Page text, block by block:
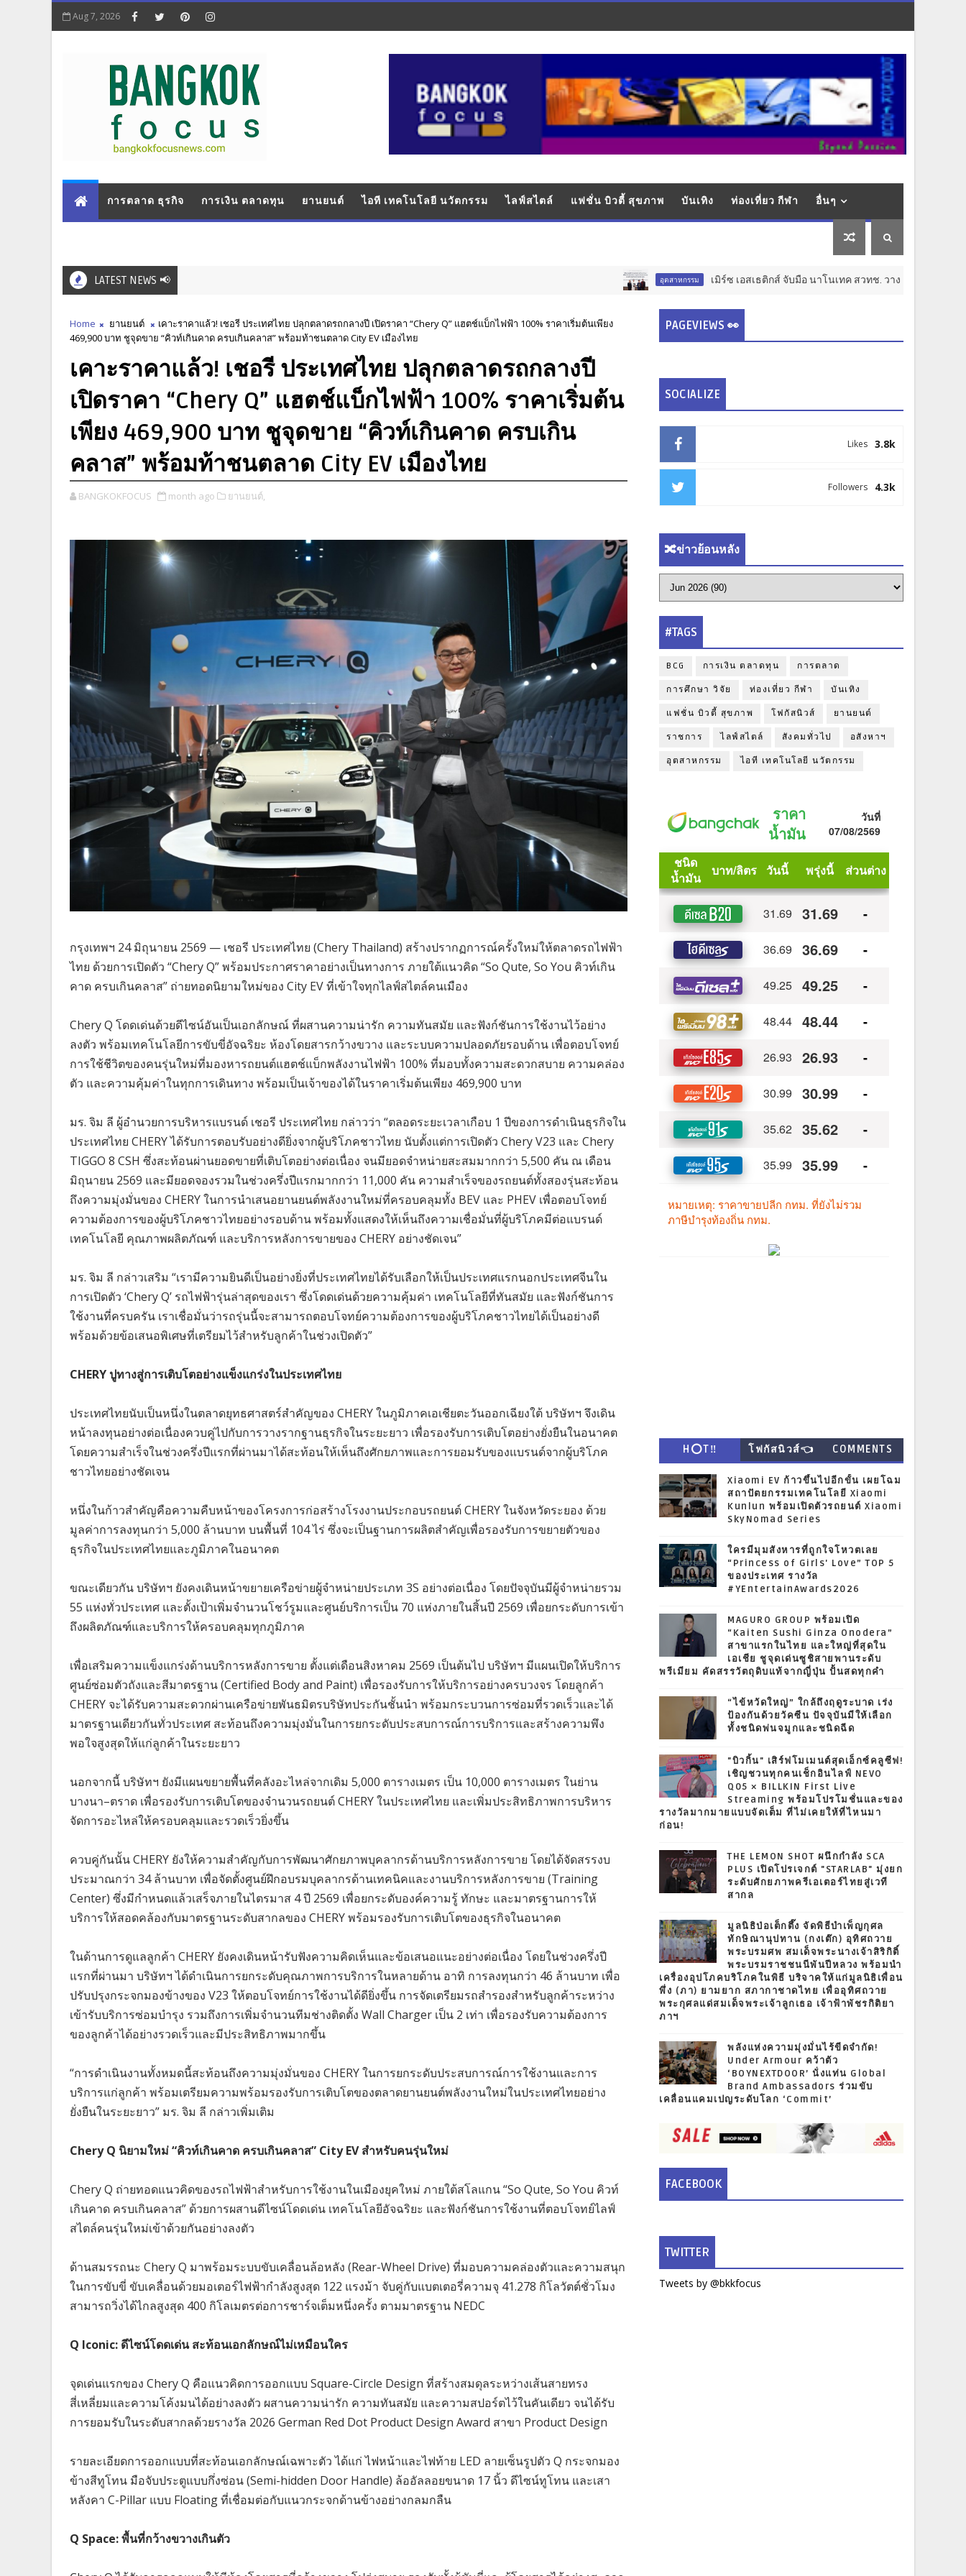
Aug 7, 2026
การตลาด ธุรกิจ การเงิน ตลาดทุน ยานยนต์ ไอที เทคโนโลยี นวัตกรรม ไลฟ์สไตล์ แฟชั่น บิวตี้ สุขภาพ บันเทิง ท่องเที่ยว กีฬา อื่นๆ
LATEST NEWS 📢 อุตสาหกรรม เมิร์ซ เอสเธติกส์ จับมือ นาโนเทค สวทช. วางรากฐาน Aesthetic
Home ยานยนต์
เคาะราคาแล้ว! เชอรี ประเทศไทย ปลุกตลาดรถกลางปี เปิดราคา “Chery Q” แฮตช์แบ็กไฟฟ้า 100% ราคาเริ่มต้นเพียง
469,900 บาท ชูจุดขาย “คิวท์เกินคาด ครบเกินคลาส” พร้อมท้าชนตลาด City EV เมืองไทย
เคาะราคาแล้ว! เชอรี ประเทศไทย ปลุกตลาดรถกลางปี
เปิดราคา “Chery Q” แฮตช์แบ็กไฟฟ้า 100% ราคาเริ่มต้น
เพียง 469,900 บาท ชูจุดขาย “คิวท์เกินคาด ครบเกิน
คลาส” พร้อมท้าชนตลาด City EV เมืองไทย
BANGKOKFOCUS month ago ยานยนต์,
กรุงเทพฯ 24 มิถุนายน 2569 — เชอรี ประเทศไทย (Chery Thailand) สร้างปรากฏการณ์ครั้งใหม่ให้ตลาดรถไฟฟ้า
ไทย ด้วยการเปิดตัว “Chery Q” พร้อมประกาศราคาอย่างเป็นทางการ ภายใต้แนวคิด “So Qute, So You คิวท์เกิน
คาด ครบเกินคลาส” ถ่ายทอดนิยามใหม่ของ City EV ที่เข้าใจทุกไลฟ์สไตล์คนเมือง
Chery Q โดดเด่นด้วยดีไซน์อันเป็นเอกลักษณ์ ที่ผสานความน่ารัก ความทันสมัย และฟังก์ชันการใช้งานไว้อย่าง
ลงตัว พร้อมเทคโนโลยีการขับขี่อัจฉริยะ ห้องโดยสารกว้างขวาง และระบบความปลอดภัยรอบด้าน เพื่อตอบโจทย์
การใช้ชีวิตของคนรุ่นใหม่ที่มองหารถยนต์แฮตช์แบ็กพลังงานไฟฟ้า 100% ที่มอบทั้งความสะดวกสบาย ความคล่อง
ตัว และความคุ้มค่าในทุกการเดินทาง พร้อมเป็นเจ้าของได้ในราคาเริ่มต้นเพียง 469,900 บาท
มร. จิม ลี ผู้อำนวยการบริหารแบรนด์ เชอรี ประเทศไทย กล่าวว่า “ตลอดระยะเวลาเกือบ 1 ปีของการดำเนินธุรกิจใน
ประเทศไทย CHERY ได้รับการตอบรับอย่างดียิ่งจากผู้บริโภคชาวไทย นับตั้งแต่การเปิดตัว Chery V23 และ Chery
TIGGO 8 CSH ซึ่งสะท้อนผ่านยอดขายที่เติบโตอย่างต่อเนื่อง จนมียอดจำหน่ายสะสมมากกว่า 5,500 คัน ณ เดือน
มิถุนายน 2569 และมียอดจองรวมในช่วงครึ่งปีแรกมากกว่า 11,000 คัน ความสำเร็จของรถยนต์ทั้งสองรุ่นสะท้อน
ถึงความมุ่งมั่นของ CHERY ในการนำเสนอยานยนต์พลังงานใหม่ที่ครอบคลุมทั้ง BEV และ PHEV เพื่อตอบโจทย์
ความต้องการของผู้บริโภคชาวไทยอย่างรอบด้าน พร้อมทั้งแสดงให้เห็นถึงความเชื่อมั่นที่ผู้บริโภคมีต่อแบรนด์
เทคโนโลยี คุณภาพผลิตภัณฑ์ และบริการหลังการขายของ CHERY อย่างชัดเจน”
มร. จิม ลี กล่าวเสริม “เรามีความยินดีเป็นอย่างยิ่งที่ประเทศไทยได้รับเลือกให้เป็นประเทศแรกนอกประเทศจีนใน
การเปิดตัว ‘Chery Q’ รถไฟฟ้ารุ่นล่าสุดของเรา ซึ่งโดดเด่นด้วยความคุ้มค่า เทคโนโลยีที่ทันสมัย และฟังก์ชันการ
ใช้งานที่ครบครัน เราเชื่อมั่นว่ารถรุ่นนี้จะสามารถตอบโจทย์ความต้องการของผู้บริโภคชาวไทยได้เป็นอย่างดี
พร้อมด้วยข้อเสนอพิเศษที่เตรียมไว้สำหรับลูกค้าในช่วงเปิดตัว”
CHERY ปูทางสู่การเติบโตอย่างแข็งแกร่งในประเทศไทย
ประเทศไทยนับเป็นหนึ่งในตลาดยุทธศาสตร์สำคัญของ CHERY ในภูมิภาคเอเชียตะวันออกเฉียงใต้ บริษัทฯ จึงเดิน
หน้าลงทุนอย่างต่อเนื่องควบคู่ไปกับการวางรากฐานธุรกิจในระยะยาว เพื่อรองรับการเติบโตอย่างยั่งยืนในอนาคต
โดยความสำเร็จในช่วงครึ่งปีแรกที่ผ่านมาได้สะท้อนให้เห็นถึงศักยภาพและการยอมรับของแบรนด์จากผู้บริโภค
ชาวไทยอย่างชัดเจน
หนึ่งในก้าวสำคัญคือความคืบหน้าของโครงการก่อสร้างโรงงานประกอบรถยนต์ CHERY ในจังหวัดระยอง ด้วย
มูลค่าการลงทุนกว่า 5,000 ล้านบาท บนพื้นที่ 104 ไร่ ซึ่งจะเป็นฐานการผลิตสำคัญเพื่อรองรับการขยายตัวของ
ธุรกิจในประเทศไทยและภูมิภาคในอนาคต
ขณะเดียวกัน บริษัทฯ ยังคงเดินหน้าขยายเครือข่ายผู้จำหน่ายประเภท 3S อย่างต่อเนื่อง โดยปัจจุบันมีผู้จำหน่ายรวม
55 แห่งทั่วประเทศ และตั้งเป้าเพิ่มจำนวนโชว์รูมและศูนย์บริการเป็น 70 แห่งภายในสิ้นปี 2569 เพื่อยกระดับการเข้า
ถึงผลิตภัณฑ์และบริการให้ครอบคลุมทุกภูมิภาค
เพื่อเสริมความแข็งแกร่งด้านบริการหลังการขาย ตั้งแต่เดือนสิงหาคม 2569 เป็นต้นไป บริษัทฯ มีแผนเปิดให้บริการ
ศูนย์ซ่อมตัวถังและสีมาตรฐาน (Certified Body and Paint) เพื่อรองรับการให้บริการอย่างครบวงจร โดยลูกค้า
CHERY จะได้รับความสะดวกผ่านเครือข่ายพันธมิตรบริษัทประกันชั้นนำ พร้อมกระบวนการซ่อมที่รวดเร็วและได้
มาตรฐานเดียวกันทั่วประเทศ สะท้อนถึงความมุ่งมั่นในการยกระดับประสบการณ์การบริการและสร้างความพึง
พอใจสูงสุดให้แก่ลูกค้าในระยะยาว
นอกจากนี้ บริษัทฯ ยังมีแผนขยายพื้นที่คลังอะไหล่จากเดิม 5,000 ตารางเมตร เป็น 10,000 ตารางเมตร ในย่าน
บางนา–ตราด เพื่อรองรับการเติบโตของจำนวนรถยนต์ CHERY ในประเทศไทย และเพิ่มประสิทธิภาพการบริหาร
จัดการอะไหล่ให้ครอบคลุมและรวดเร็วยิ่งขึ้น
ควบคู่กันนั้น CHERY ยังให้ความสำคัญกับการพัฒนาศักยภาพบุคลากรด้านบริการหลังการขาย โดยได้จัดสรรงบ
ประมาณกว่า 34 ล้านบาท เพื่อจัดตั้งศูนย์ฝึกอบรมบุคลากรด้านเทคนิคและงานบริการหลังการขาย (Training
Center) ซึ่งมีกำหนดแล้วเสร็จภายในไตรมาส 4 ปี 2569 เพื่อยกระดับองค์ความรู้ ทักษะ และมาตรฐานการให้
บริการให้สอดคล้องกับมาตรฐานระดับสากลของ CHERY พร้อมรองรับการเติบโตของธุรกิจในอนาคต
ในด้านการดูแลลูกค้า CHERY ยังคงเดินหน้ารับฟังความคิดเห็นและข้อเสนอแนะอย่างต่อเนื่อง โดยในช่วงครึ่งปี
แรกที่ผ่านมา บริษัทฯ ได้ดำเนินการยกระดับคุณภาพการบริการในหลายด้าน อาทิ การลงทุนกว่า 46 ล้านบาท เพื่อ
ปรับปรุงกระจกมองข้างของ V23 ให้ตอบโจทย์การใช้งานได้ดียิ่งขึ้น การจัดเตรียมรถสำรองสำหรับลูกค้าระหว่าง
เข้ารับบริการซ่อมบำรุง รวมถึงการเพิ่มจำนวนทีมช่างติดตั้ง Wall Charger เป็น 2 เท่า เพื่อรองรับความต้องการ
ของลูกค้าได้อย่างรวดเร็วและมีประสิทธิภาพมากขึ้น
“การดำเนินงานทั้งหมดนี้สะท้อนถึงความมุ่งมั่นของ CHERY ในการยกระดับประสบการณ์การใช้งานและการ
บริการแก่ลูกค้า พร้อมเตรียมความพร้อมรองรับการเติบโตของตลาดยานยนต์พลังงานใหม่ในประเทศไทยอย่าง
ยั่งยืนในระยะยาว” มร. จิม ลี กล่าวเพิ่มเติม
Chery Q นิยามใหม่ “คิวท์เกินคาด ครบเกินคลาส” City EV สำหรับคนรุ่นใหม่
Chery Q ถ่ายทอดแนวคิดของรถไฟฟ้าสำหรับการใช้งานในเมืองยุคใหม่ ภายใต้สโลแกน “So Qute, So You คิวท์
เกินคาด ครบเกินคลาส” ด้วยการผสานดีไซน์โดดเด่น เทคโนโลยีอัจฉริยะ และฟังก์ชันการใช้งานที่ตอบโจทย์ไลฟ์
สไตล์คนรุ่นใหม่เข้าด้วยกันอย่างลงตัว
ด้านสมรรถนะ Chery Q มาพร้อมระบบขับเคลื่อนล้อหลัง (Rear-Wheel Drive) ที่มอบความคล่องตัวและความสนุก
ในการขับขี่ ขับเคลื่อนด้วยมอเตอร์ไฟฟ้ากำลังสูงสุด 122 แรงม้า จับคู่กับแบตเตอรี่ความจุ 41.278 กิโลวัตต์ชั่วโมง
สามารถวิ่งได้ไกลสูงสุด 400 กิโลเมตรต่อการชาร์จเต็มหนึ่งครั้ง ตามมาตรฐาน NEDC
Q Iconic: ดีไซน์โดดเด่น สะท้อนเอกลักษณ์ไม่เหมือนใคร
จุดเด่นแรกของ Chery Q คือแนวคิดการออกแบบ Square-Circle Design ที่สร้างสมดุลระหว่างเส้นสายทรง
สี่เหลี่ยมและความโค้งมนได้อย่างลงตัว ผสานความน่ารัก ความทันสมัย และความสปอร์ตไว้ในคันเดียว จนได้รับ
การยอมรับในระดับสากลด้วยรางวัล 2026 German Red Dot Product Design Award สาขา Product Design
รายละเอียดการออกแบบที่สะท้อนเอกลักษณ์เฉพาะตัว ได้แก่ ไฟหน้าและไฟท้าย LED ลายเซ็นรูปตัว Q กระจกมอง
ข้างสีทูโทน มือจับประตูแบบกึ่งซ่อน (Semi-hidden Door Handle) ล้ออัลลอยขนาด 17 นิ้ว ดีไซน์ทูโทน และเสา
หลังคา C-Pillar แบบ Floating ที่เชื่อมต่อกับแนวกระจกด้านข้างอย่างกลมกลืน
Q Space: พื้นที่กว้างขวางเกินตัว
PAGEVIEWS 👀
SOCIALIZE
3.8k
Likes
4.3k
Followers
🔀ข่าวย้อนหลัง
#TAGS
BCG การเงิน ตลาดทุน การตลาด
การศึกษา วิจัย ท่องเที่ยว กีฬา บันเทิง
แฟชั่น บิวตี้ สุขภาพ โฟกัสนิวส์ ยานยนต์
ราชการ ไลฟ์สไตล์ สังคมทั่วไป อสังหาฯ
อุตสาหกรรม ไอที เทคโนโลยี นวัตกรรม
H⭕T‼ โฟกัสนิวส์👈 COMMENTS
Xiaomi EV ก้าวขึ้นไปอีกขั้น เผยโฉม
สถาปัตยกรรมเทคโนโลยี Xiaomi
Kunlun พร้อมเปิดตัวรถยนต์ Xiaomi
SkyNomad Series
ใครมีมุมสังหารที่ถูกใจโหวตเลย
“Princess of Girls' Love” TOP 5
ของประเทศ รางวัล
#YEntertainAwards2026
MAGURO GROUP พร้อมเปิด
“Kaiten Sushi Ginza Onodera”
สาขาแรกในไทย และใหญ่ที่สุดใน
เอเชีย ชูจุดเด่นซูชิสายพานระดับ
พรีเมียม คัดสรรวัตถุดิบแท้จากญี่ปุ่น ปั้นสดทุกคำ
“ไข้หวัดใหญ่” ใกล้ถึงฤดูระบาด เร่ง
ป้องกันด้วยวัคซีน ปัจจุบันมีให้เลือก
ทั้งชนิดพ่นจมูกและชนิดฉีด
"บิวกิ้น" เสิร์ฟโมเมนต์สุดเอ็กซ์คลูซีฟ!
เชิญชวนทุกคนเช็กอินไลฟ์ NEVO
Q05 × BILLKIN First Live
Streaming พร้อมโปรโมชั่นและของ
รางวัลมากมายแบบจัดเต็ม ที่ไม่เคยให้ที่ไหนมา
ก่อน!
THE LEMON SHOT ผนึกกำลัง SCA
PLUS เปิดโปรเจกต์ "STARLAB" มุ่งยก
ระดับศักยภาพครีเอเตอร์ไทยสู่เวที
สากล
มูลนิธิป่อเต็กตึ๊ง จัดพิธีบำเพ็ญกุศล
ทักษิณานุปทาน (กงเต๊ก) อุทิศถวาย
พระบรมศพ สมเด็จพระนางเจ้าสิริกิติ์
พระบรมราชชนนีพันปีหลวง พร้อมนำ
เครื่องอุปโภคบริโภคในพิธี บริจาคให้แก่มูลนิธิเพื่อน
พึ่ง (ภา) ยามยาก สภากาชาดไทย เพื่ออุทิศถวาย
พระกุศลแด่สมเด็จพระเจ้าลูกเธอ เจ้าฟ้าพัชรกิติยา
ภาฯ
พลังแห่งความมุ่งมั่นไร้ขีดจำกัด!
Under Armour คว้าตัว
‘BOYNEXTDOOR’ นั่งแท่น Global
Brand Ambassadors ร่วมขับ
เคลื่อนแคมเปญระดับโลก ‘Commit’
FACEBOOK
TWITTER
Tweets by @bkkfocus